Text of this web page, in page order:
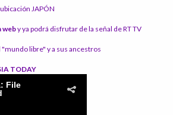
JAPÓN
weby ya podrá disfrutar de la señal de RT TV
"mundo libre" y a sus ancestros
TODAY